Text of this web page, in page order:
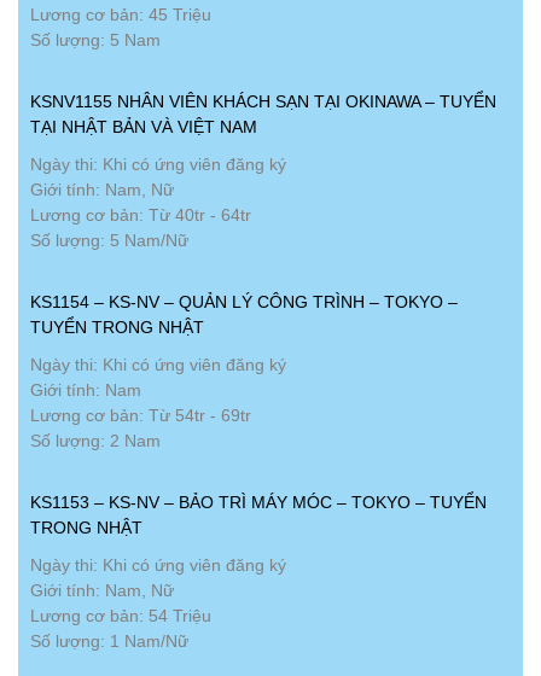
Lương cơ bản: 45 Triệu
Số lượng: 5 Nam
KSNV1155 NHÂN VIÊN KHÁCH SẠN TẠI OKINAWA – TUYỂN
TẠI NHẬT BẢN VÀ VIỆT NAM
Ngày thi: Khi có ứng viên đăng ký
Giới tính: Nam, Nữ
Lương cơ bản: Từ 40tr - 64tr
Số lượng: 5 Nam/Nữ
KS1154 – KS-NV – QUẢN LÝ CÔNG TRÌNH – TOKYO –
TUYỂN TRONG NHẬT
Ngày thi: Khi có ứng viên đăng ký
Giới tính: Nam
Lương cơ bản: Từ 54tr - 69tr
Số lượng: 2 Nam
KS1153 – KS-NV – BẢO TRÌ MÁY MÓC – TOKYO – TUYỂN
TRONG NHẬT
Ngày thi: Khi có ứng viên đăng ký
Giới tính: Nam, Nữ
Lương cơ bản: 54 Triệu
Số lượng: 1 Nam/Nữ